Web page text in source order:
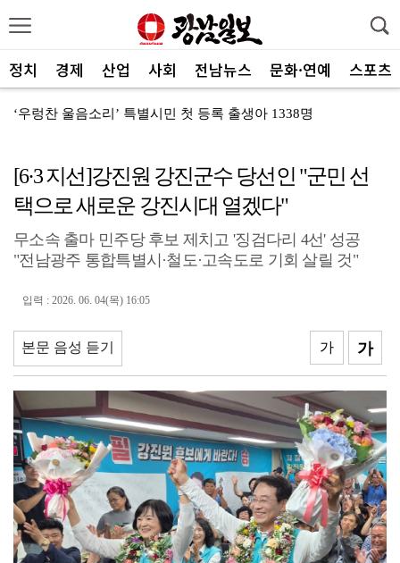
정치 경제 산업 사회 전남뉴스 문화·연예 스포츠
‘우렁찬 울음소리’ 특별시민 첫 등록 출생아 1338명
김영호 "전남광주를 국내 최대 AI·반도체 교육도시로"
세계태권도한마당 순천서 열린다
'말 대신 몸짓으로'…몸과 마음 잇는 무언의 인문학
[종합]전남광주통합특별시 정무부시장 후보에 백승주·윤난...
무안오승우미술관, 자연과 빛이 어우러진 기획전 개최
[6·3 지선]강진원 강진군수 당선인 "군민 선
택으로 새로운 강진시대 열겠다"
무소속 출마 민주당 후보 제치고 '징검다리 4선' 성공
"전남광주 통합특별시·철도·고속도로 기회 살릴 것"
입력 : 2026. 06. 04(목) 16:05
본문 음성 듣기 가
가